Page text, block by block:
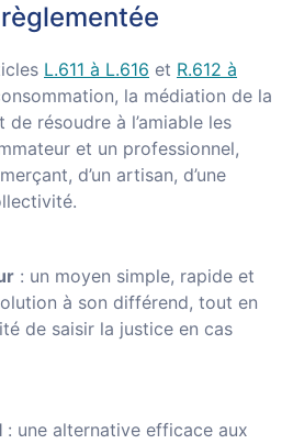
L.611 à L.616 et R.612 à
la médiation de la
résoudre à l’amiable les
et un professionnel,
d’un artisan, d’une
: un moyen simple, rapide et
à son différend, tout en
de saisir la justice en cas
: une alternative efficace aux